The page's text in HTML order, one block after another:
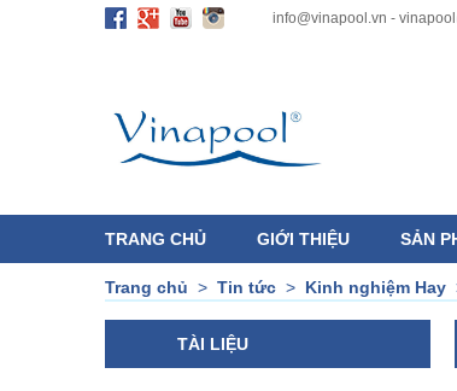
info@vinapool.vn -
TRANG CHỦ GIỚI THIỆU SẢN
Trang chủ > Tin tức > Kinh nghiệm Hay
TÀI LIỆU